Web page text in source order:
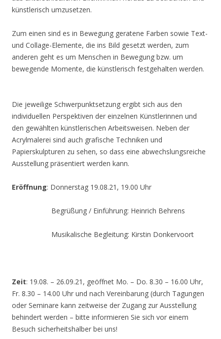
künstlerisch umzusetzen.
Zum einen sind es in Bewegung geratene Farben sowie Text-
und Collage-Elemente, die ins Bild gesetzt werden, zum
anderen geht es um Menschen in Bewegung bzw. um
bewegende Momente, die künstlerisch festgehalten werden.
Die jeweilige Schwerpunktsetzung ergibt sich aus den
individuellen Perspektiven der einzelnen Künstlerinnen und
den gewählten künstlerischen Arbeitsweisen. Neben der
Acrylmalerei sind auch grafische Techniken und
Papierskulpturen zu sehen, so dass eine abwechslungsreiche
Ausstellung präsentiert werden kann.
Eröffnung: Donnerstag 19.08.21, 19.00 Uhr
Begrüßung / Einführung: Heinrich Behrens
Musikalische Begleitung: Kirstin Donkervoort
Zeit: 19.08. – 26.09.21, geöffnet Mo. – Do. 8.30 – 16.00 Uhr,
Fr. 8.30 – 14.00 Uhr und nach Vereinbarung (durch Tagungen
oder Seminare kann zeitweise der Zugang zur Ausstellung
behindert werden – bitte informieren Sie sich vor einem
Besuch sicherheitshalber bei uns!